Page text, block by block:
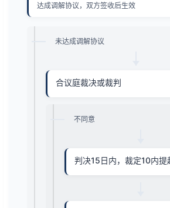
达成调解协议，双方签收后生效
未达成调解协议
合议庭裁决或裁判
不同意
判决15日内，裁定10内提